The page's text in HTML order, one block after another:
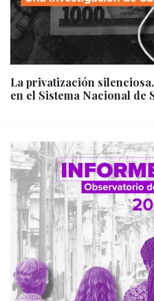
La privatización
en el Sistema Nacional de